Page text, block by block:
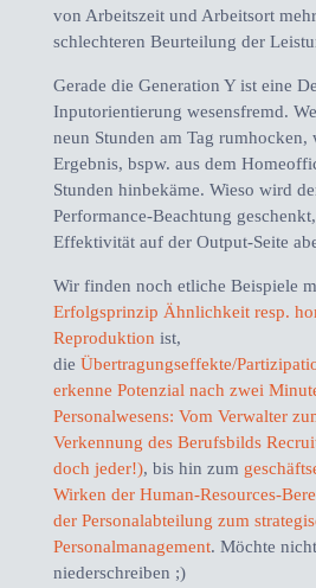
von Arbeitszeit und Arbeitsort
schlechteren Beurteilung der
Gerade die Generation Y ist eine
Inputorientierung wesensfremd.
neun Stunden am Tag rumhocken,
Ergebnis, bspw. aus dem
Stunden hinbekäme. Wieso wird
Performance-Beachtung
Effektivität auf der Output-Seite
Wir finden noch etliche Beispiele
Erfolgsprinzip Ähnlichkeit resp.
Reproduktion ist,
die Übertragungseffekte/
erkenne Potenzial nach zwei
Personalwesens: Vom Verwalter
Verkennung des Berufsbilds
doch jeder!), bis hin zum
Wirken der Human-Resources-
der Personalabteilung zum
Personalmanagement. Möchte
niederschreiben ;)